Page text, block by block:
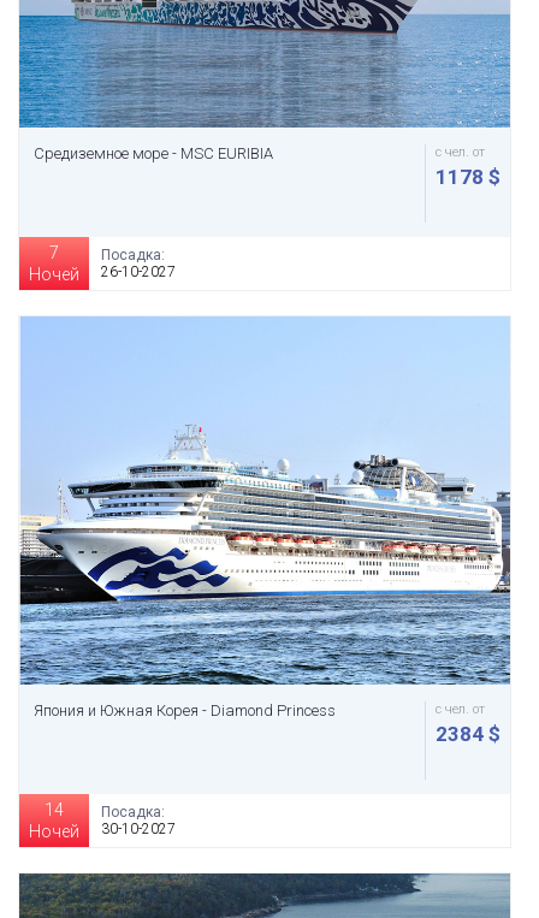
Средиземное море - MSC EURIBIA с чел. от
1178 $
7
Ночей
Посадка:
26-10-2027
Япония и Южная Корея - Diamond Princess с чел. от
2384 $
14
Ночей
Посадка:
30-10-2027